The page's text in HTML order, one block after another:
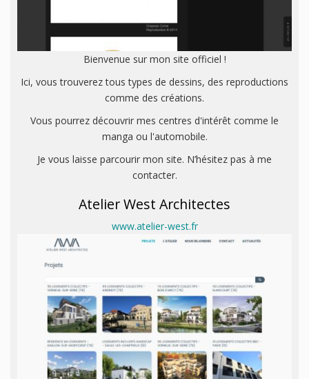
Bienvenue sur mon site officiel !
Ici, vous trouverez tous types de dessins, des reproductions
comme des créations.
Vous pourrez découvrir mes centres d'intérêt comme le
manga ou l'automobile.
Je vous laisse parcourir mon site. N’hésitez pas à me
contacter.
Atelier West Architectes
www.atelier-west.fr